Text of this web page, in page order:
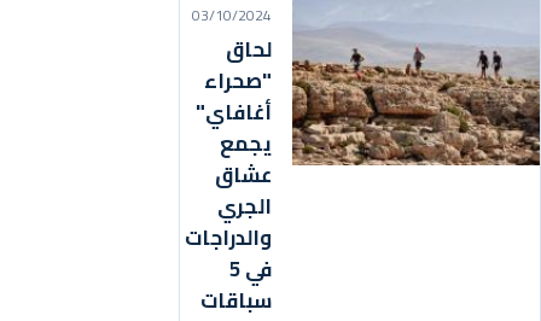
03/10/2024
لحاق
"صحراء
أغافاي"
يجمع
عشاق
الجري
والدراجات
في 5
سباقات